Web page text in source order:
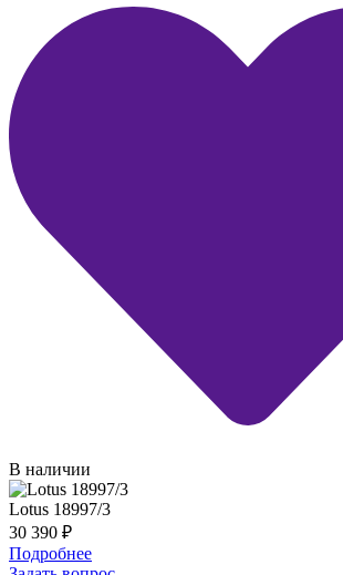
В наличии
Lotus 18997/3
30 390 ₽
Подробнее